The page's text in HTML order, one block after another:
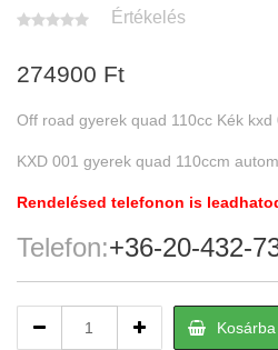
Értékelés
274900 Ft
Off road gyerek quad 110cc Kék kxd
KXD 001 gyerek quad 110ccm
Rendelésed telefonon is
Telefon:+36-20-432-
road